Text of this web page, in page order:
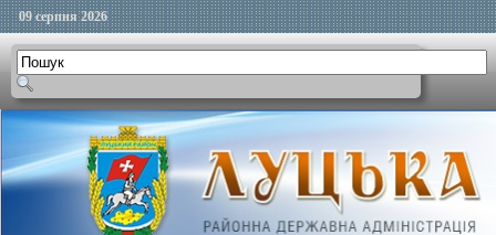
09 серпня 2026